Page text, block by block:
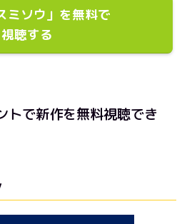
ミソウ」を無料で
視聴する
トで新作を無料視聴でき